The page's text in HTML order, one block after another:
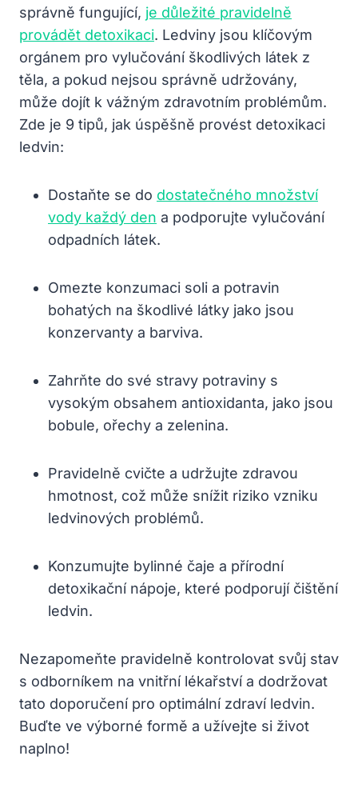
správně fungující, je důležité pravidelně
provádět detoxikaci. Ledviny jsou klíčovým
orgánem pro vylučování škodlivých látek z
těla, a pokud nejsou správně udržovány,
může dojít k vážným zdravotním problémům.
Zde je 9 tipů, jak úspěšně provést detoxikaci
ledvin:
Dostaňte se do dostatečného množství
vody každý den a podporujte vylučování
odpadních látek.
Omezte konzumaci soli a potravin
bohatých na škodlivé látky jako jsou
konzervanty a barviva.
Zahrňte do své stravy potraviny s
vysokým obsahem antioxidanta, jako jsou
bobule, ořechy a zelenina.
Pravidelně cvičte a udržujte zdravou
hmotnost, což může snížit riziko vzniku
ledvinových problémů.
Konzumujte bylinné čaje a přírodní
detoxikační nápoje, které podporují čištění
ledvin.
Nezapomeňte pravidelně kontrolovat svůj stav
s odborníkem na vnitřní lékařství a dodržovat
tato doporučení pro optimální zdraví ledvin.
Buďte ve výborné formě a užívejte si život
naplno!